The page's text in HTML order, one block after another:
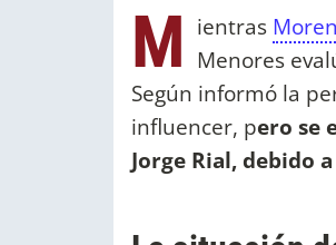
M ientras
Menores
Según informó la
influencer, pero se
Jorge Rial, debido